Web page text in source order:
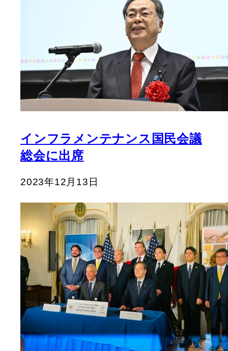
インフラメンテナンス国民会議
総会に出席
2023年12月13日